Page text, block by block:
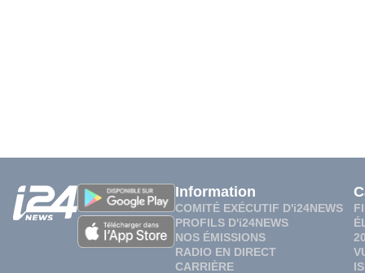
Information
COMITÉ EXÉCUTIF D'i24NEWS
PROFILS D'i24NEWS
NOS ÉMISSIONS
RADIO EN DIRECT
CARRIÈRE